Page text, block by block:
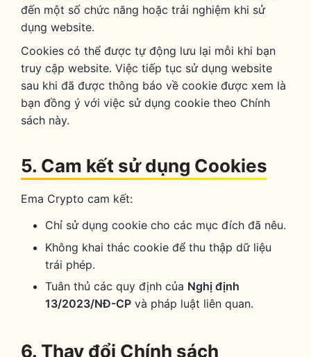
đến một số chức năng hoặc trải nghiệm khi sử
dụng website.
Cookies có thể được tự động lưu lại mỗi khi bạn
truy cập website. Việc tiếp tục sử dụng website
sau khi đã được thông báo về cookie được xem là
bạn đồng ý với việc sử dụng cookie theo Chính
sách này.
5. Cam kết sử dụng Cookies
Ema Crypto cam kết:
Chỉ sử dụng cookie cho các mục đích đã nêu.
Không khai thác cookie để thu thập dữ liệu
trái phép.
Tuân thủ các quy định của Nghị định
13/2023/NĐ-CP và pháp luật liên quan.
6. Thay đổi Chính sách